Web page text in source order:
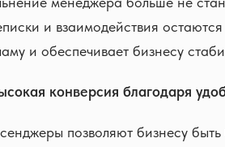
и взаимодействия
и обеспечивает бизнесу
конверсия благодаря
позволяют бизнесу